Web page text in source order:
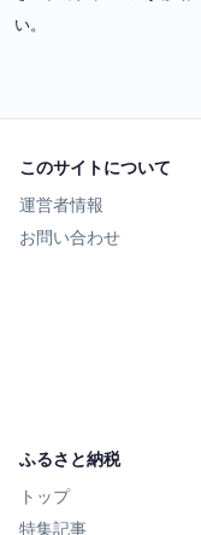
い。
このサイトについて
運営者情報
お問い合わせ
ふるさと納税
トップ
特集記事